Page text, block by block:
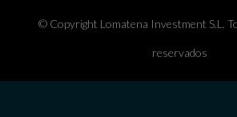
© Copyright Lomatena Investment S.L.
reservados